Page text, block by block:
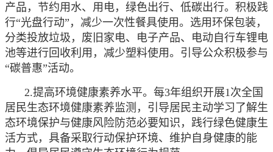
产品，节约用水、用电，绿色出行、低碳出行。积极践
行“光盘行动”，减少一次性餐具使用。选用环保包装，
分类投放垃圾，废旧家电、电子产品、电动自行车锂电
池等进行回收利用，减少塑料使用。引导公众积极参与
“碳普惠”活动。
2.提高环境健康素养水平。每3年组织开展1次全国
居民生态环境健康素养监测，引导居民主动学习了解生
态环境保护与健康风险防范必要知识，践行绿色健康生
活方式，具备采取行动保护环境、维护自身健康的能